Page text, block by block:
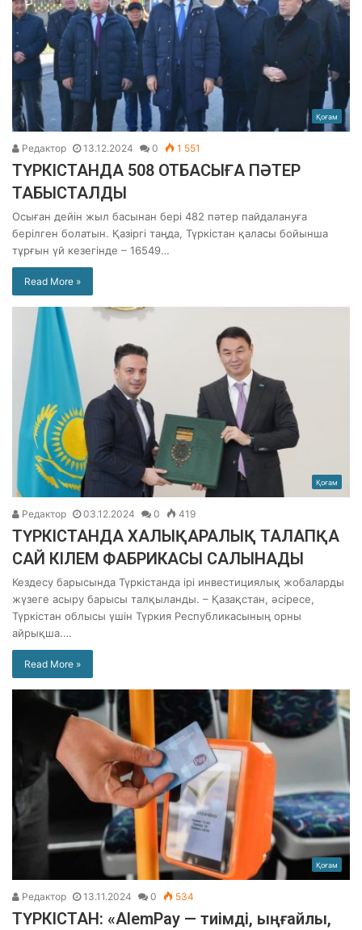
Қоғам
Редактор 13.12.2024 0 1 551
ТҮРКІСТАНДА 508 ОТБАСЫҒА ПӘТЕР
ТАБЫСТАЛДЫ
Осыған дейін жыл басынан бері 482 пәтер пайдалануға
берілген болатын. Қазіргі таңда, Түркістан қаласы бойынша
тұрғын үй кезегінде – 16549…
Read More »
Қоғам
Редактор 03.12.2024 0 419
ТҮРКІСТАНДА ХАЛЫҚАРАЛЫҚ ТАЛАПҚА
САЙ КІЛЕМ ФАБРИКАСЫ САЛЫНАДЫ
Кездесу барысында Түркістанда ірі инвестициялық жобаларды
жүзеге асыру барысы талқыланды. – Қазақстан, әсіресе,
Түркістан облысы үшін Түркия Республикасының орны
айрықша.…
Read More »
Қоғам
Редактор 13.11.2024 0 534
ТҮРКІСТАН: «AlemPay — тиімді, ыңғайлы,